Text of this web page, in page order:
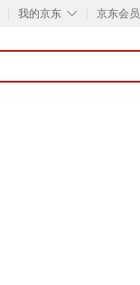
◇
我的京东 京东会员